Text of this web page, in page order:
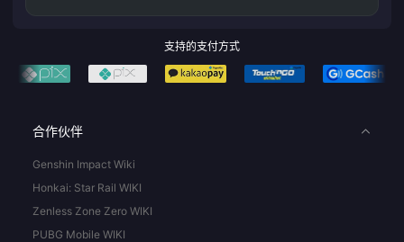
支持的支付方式
合作伙伴
Genshin Impact Wiki
Honkai: Star Rail WIKI
Zenless Zone Zero WIKI
PUBG Mobile WIKI